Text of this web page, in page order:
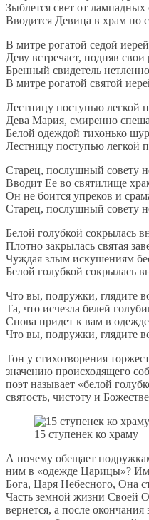
Зыблется свет от лампадных
Вводится Девица в храм по
В митре рогатой седой иерей
Деву встречает, подняв свои
Бренный свидетель
В митре рогатой святой
Лестницу поступью легкой
Дева Мария, смиренно
Белой одеждой тихонько
Лестницу поступью легкой
Старец, послушный совету
Вводит Ее во святилище
Он не боится упреков и
Старец, послушный совету
Белой голубкой сокрылась
Плотно закрылась святая
Чуждая злым искушениям
Белой голубкой сокрылась
Что вы, подружки, глядите
Та, что исчезла белей
Снова придет к вам в
Что вы, подружки, глядите
Тон у стихотворения
значению происходящего
поэт называет «белой
святость, чистоту и
15 ступенек ко храму
А почему обещает
ним в «одежде Царицы»?
Бога, Царя Небесного, Она
Часть земной жизни Своей
вернется, а после